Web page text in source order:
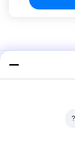
التصميم الضيق TC06 الدقة العالية الوحدة SMT اختيار ووضع آلة 6